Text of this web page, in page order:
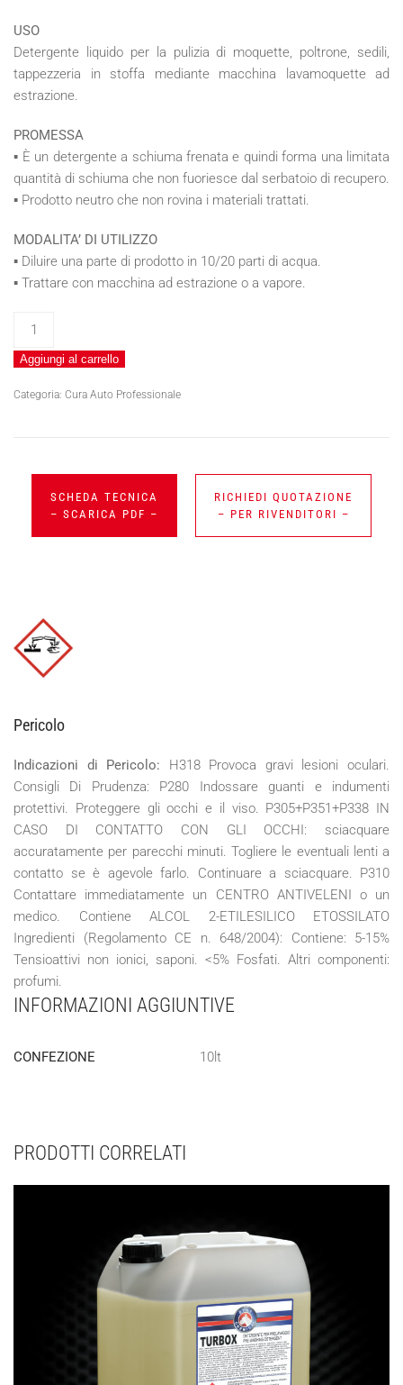
USO
Detergente liquido per la pulizia di moquette, poltrone, sedili,
tappezzeria in stoffa mediante macchina lavamoquette ad
estrazione.
PROMESSA
▪ È un detergente a schiuma frenata e quindi forma una limitata
quantità di schiuma che non fuoriesce dal serbatoio di recupero.
▪ Prodotto neutro che non rovina i materiali trattati.
MODALITA’ DI UTILIZZO
▪ Diluire una parte di prodotto in 10/20 parti di acqua.
▪ Trattare con macchina ad estrazione o a vapore.
POLITEX
quantità
Aggiungi al carrello
Categoria: Cura Auto Professionale
SCHEDA TECNICA
– SCARICA PDF –
RICHIEDI QUOTAZIONE
– PER RIVENDITORI –
Pericolo
Indicazioni di Pericolo: H318 Provoca gravi lesioni oculari.
Consigli Di Prudenza: P280 Indossare guanti e indumenti
protettivi. Proteggere gli occhi e il viso. P305+P351+P338 IN
CASO DI CONTATTO CON GLI OCCHI: sciacquare
accuratamente per parecchi minuti. Togliere le eventuali lenti a
contatto se è agevole farlo. Continuare a sciacquare. P310
Contattare immediatamente un CENTRO ANTIVELENI o un
medico. Contiene ALCOL 2-ETILESILICO ETOSSILATO
Ingredienti (Regolamento CE n. 648/2004): Contiene: 5-15%
Tensioattivi non ionici, saponi. <5% Fosfati. Altri componenti:
profumi.
INFORMAZIONI AGGIUNTIVE
CONFEZIONE 10lt
PRODOTTI CORRELATI